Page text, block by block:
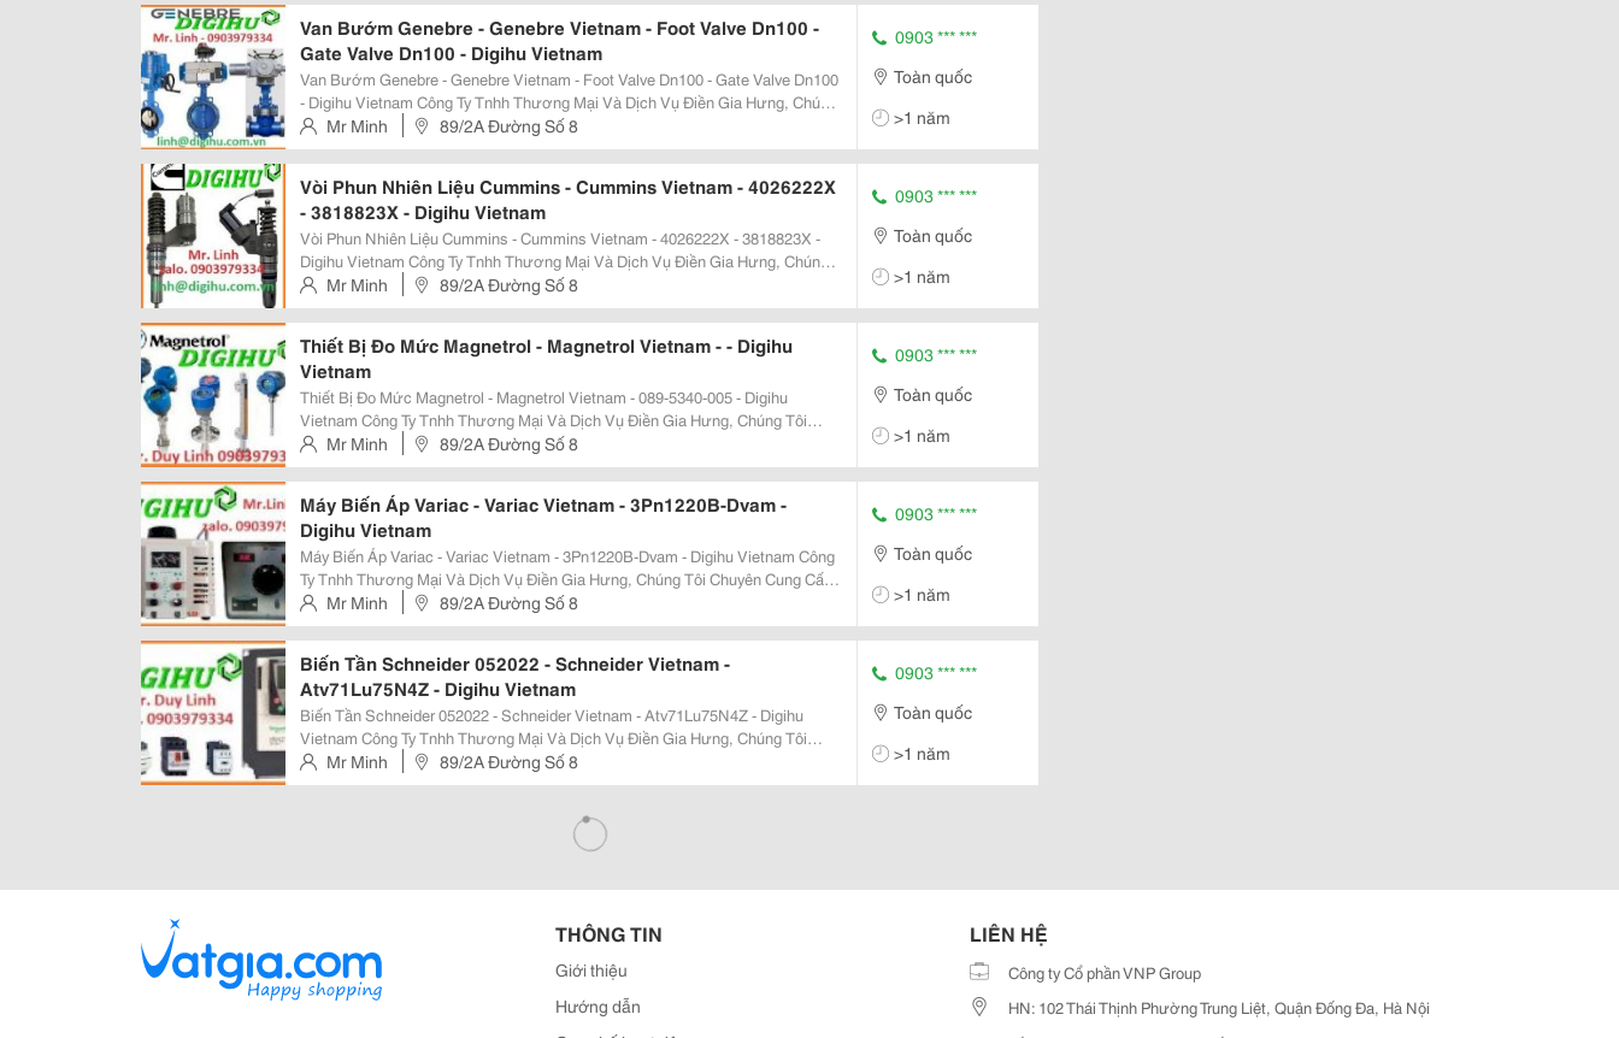
Van Bướm Genebre - Genebre Vietnam - Foot Valve Dn100 -
Gate Valve Dn100 - Digihu Vietnam
Van Bướm Genebre - Genebre Vietnam - Foot Valve Dn100 - Gate Valve Dn100
- Digihu Vietnam Công Ty Tnhh Thương Mại Và Dịch Vụ Điền Gia Hưng, Chúng
Tôi Chuyên Cung Cấp Các Thiệt Bị Tự Động Hóa Bao Gồm Cảm Biến, Thiết Bị
Đo Nhiệt Độ, Áp Suất, Đo...
Mr Minh 89/2A Đường Số 8
0903 *** ***
Toàn quốc
>1 năm
Vòi Phun Nhiên Liệu Cummins - Cummins Vietnam - 4026222X
- 3818823X - Digihu Vietnam
Vòi Phun Nhiên Liệu Cummins - Cummins Vietnam - 4026222X - 3818823X -
Digihu Vietnam Công Ty Tnhh Thương Mại Và Dịch Vụ Điền Gia Hưng, Chúng
Tôi Chuyên Cung Cấp Các Thiệt Bị Tự Động Hóa Bao Gồm Cảm Biến, Thiết Bị
Đo Nhiệt Độ, Áp Suất, Đo Mức, Đo...
Mr Minh 89/2A Đường Số 8
0903 *** ***
Toàn quốc
>1 năm
Thiết Bị Đo Mức Magnetrol - Magnetrol Vietnam - - Digihu
Vietnam
Thiết Bị Đo Mức Magnetrol - Magnetrol Vietnam - 089-5340-005 - Digihu
Vietnam Công Ty Tnhh Thương Mại Và Dịch Vụ Điền Gia Hưng, Chúng Tôi
Chuyên Cung Cấp Các Thiệt Bị Tự Động Hóa Bao Gồm Cảm Biến, Thiết Bị Đo
Nhiệt Độ, Áp Suất, Đo Mức, Đo Lưu...
Mr Minh 89/2A Đường Số 8
0903 *** ***
Toàn quốc
>1 năm
Máy Biến Áp Variac - Variac Vietnam - 3Pn1220B-Dvam -
Digihu Vietnam
Máy Biến Áp Variac - Variac Vietnam - 3Pn1220B-Dvam - Digihu Vietnam Công
Ty Tnhh Thương Mại Và Dịch Vụ Điền Gia Hưng, Chúng Tôi Chuyên Cung Cấp
Các Thiệt Bị Tự Động Hóa Bao Gồm Cảm Biến, Thiết Bị Đo Nhiệt Độ, Áp Suất,
Đo Mức, Đo Lưu...
Mr Minh 89/2A Đường Số 8
0903 *** ***
Toàn quốc
>1 năm
Biến Tần Schneider 052022 - Schneider Vietnam -
Atv71Lu75N4Z - Digihu Vietnam
Biến Tần Schneider 052022 - Schneider Vietnam - Atv71Lu75N4Z - Digihu
Vietnam Công Ty Tnhh Thương Mại Và Dịch Vụ Điền Gia Hưng, Chúng Tôi
Chuyên Cung Cấp Các Thiệt Bị Tự Động Hóa Bao Gồm Cảm Biến, Thiết Bị Đo
Nhiệt Độ, Áp Suất, Đo Mức, Đo Lưu...
Mr Minh 89/2A Đường Số 8
0903 *** ***
Toàn quốc
>1 năm
THÔNG TIN
Giới thiệu
Hướng dẫn
LIÊN HỆ
Công ty Cổ phần VNP Group
HN: 102 Thái Thịnh Phường Trung Liệt, Quận Đống Đa, Hà Nội